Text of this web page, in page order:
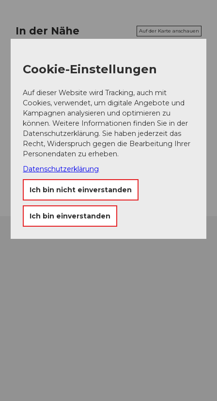
In der Nähe Auf der Karte anschauen
Veranstaltung
Veranstaltungsort
OMNIA Dierikon
Dörfli
6036Dierikon
Anreise
Cookie-Einstellungen
Auf dieser Website wird Tracking, auch mit
Cookies, verwendet, um digitale Angebote und
Kampagnen analysieren und optimieren zu
können. Weitere Informationen finden Sie in der
Datenschutzerklärung. Sie haben jederzeit das
Recht, Widerspruch gegen die Bearbeitung Ihrer
Personendaten zu erheben.
Datenschutzerklärung
Ich bin nicht einverstanden
Ich bin einverstanden